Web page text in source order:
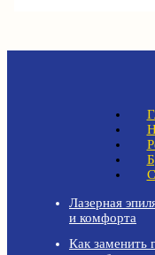
Лазерная
и комфорта
Как заменить